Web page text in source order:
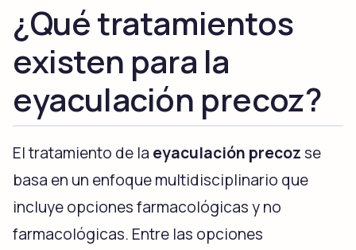
¿Qué tratamientos
existen para la
eyaculación precoz?
El tratamiento de la eyaculación precozse
basa en un enfoque multidisciplinario que
incluye opciones farmacológicas y no
farmacológicas. Entre las opciones